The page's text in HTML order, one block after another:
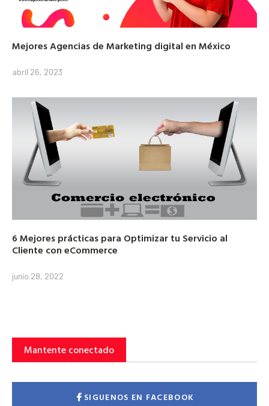
Mejores Agencias de Marketing digital en México
abril 26, 2023
6 Mejores prácticas para Optimizar tu Servicio al
Cliente con eCommerce
junio 28, 2022
Mantente conectado
SIGUENOS EN FACEBOOK